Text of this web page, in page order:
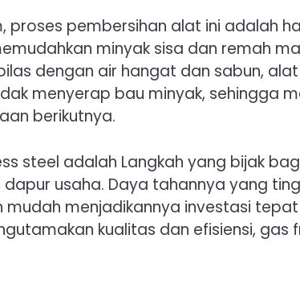
pembersihan alat ini adalah
minyak sisa dan remah
dengan air hangat dan sabun,
menyerap bau minyak, sehingga
berikutnya.
steel adalah Langkah yang bijak
usaha. Daya tahannya yang
menjadikannya investasi
kualitas dan efisiensi, gas